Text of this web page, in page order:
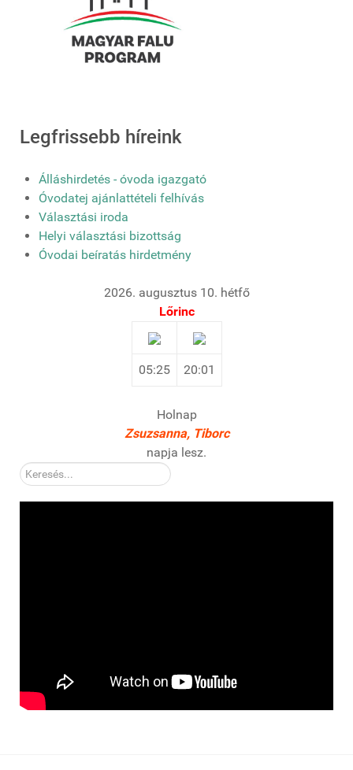
Legfrissebb híreink
Álláshirdetés - óvoda igazgató
Óvodatej ajánlattételi felhívás
Választási iroda
Helyi választási bizottság
Óvodai beíratás hirdetmény
2026. augusztus 10. hétfő
Lőrinc
05:25 20:01
Holnap
Zsuzsanna, Tiborc
napja lesz.
Kereső: